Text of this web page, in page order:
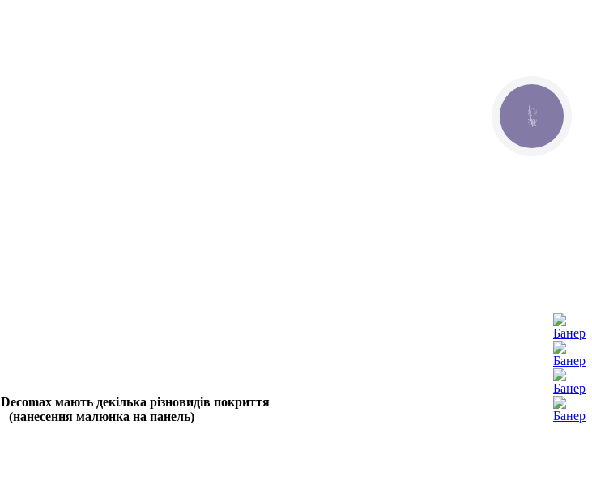
Decomax мають декілька різновидів покриття
(нанесення малюнка на панель)
КНОПКА
ЗВ'ЯЗКУ